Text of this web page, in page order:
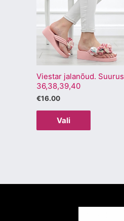
Viestar jalanõud. Suurus
36,38,39,40
€16.00
Vali
on
varianti.
Valikuid
saab
teha